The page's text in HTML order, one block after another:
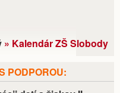
» Kalendár ZŠ Slobody
PODPOROU: